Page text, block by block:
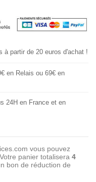
à partir de 20 euros d'achat !
en Relais ou 69€ en
24H en France et en
vous pouvez
. Votre panier totalisera 4
bon de réduction de